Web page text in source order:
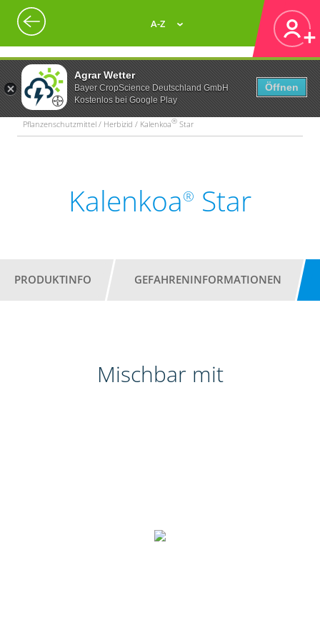
Agrar Wetter
Bayer CropScience Deutschland GmbH
Kostenlos bei Google Play
Öffnen
A-Z
Pflanzenschutzmittel / Herbizid / Kalenkoa® Star
Kalenkoa® Star
PRODUKTINFO GEFAHRENINFORMATIONEN
Mischbar mit